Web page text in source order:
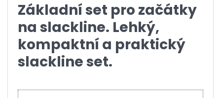
Základní set pro začátky
na slackline. Lehký,
kompaktní a praktický
slackline set.